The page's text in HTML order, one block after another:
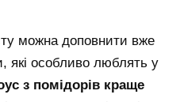
можна доповнити вже
які особливо люблять у
з помідорів краще